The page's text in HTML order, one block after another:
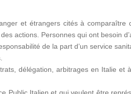
et étrangers cités à
actions. Personnes qui ont besoin
de la part d’un service
délégation, arbitrages en Italie et